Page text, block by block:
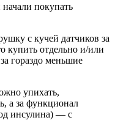
покупать
с кучей датчиков за
купить отдельно и/или
гораздо меньшие
упихать,
а за функционал
инсулина) — с